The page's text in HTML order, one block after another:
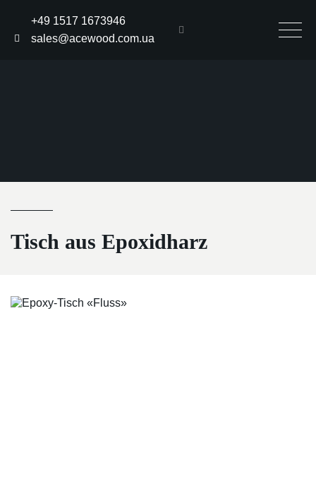
+49 1517 1673946
sales@acewood.com.ua
Tisch aus Epoxidharz